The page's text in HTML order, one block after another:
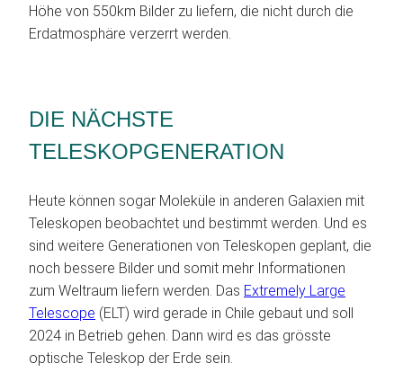
Höhe von 550km Bilder zu liefern, die nicht durch die
Erdatmosphäre verzerrt werden.
DIE NÄCHSTE
TELESKOPGENERATION
Heute können sogar Moleküle in anderen Galaxien mit
Teleskopen beobachtet und bestimmt werden. Und es
sind weitere Generationen von Teleskopen geplant, die
noch bessere Bilder und somit mehr Informationen
zum Weltraum liefern werden. Das Extremely Large
Telescope (ELT) wird gerade in Chile gebaut und soll
2024 in Betrieb gehen. Dann wird es das grösste
optische Teleskop der Erde sein.